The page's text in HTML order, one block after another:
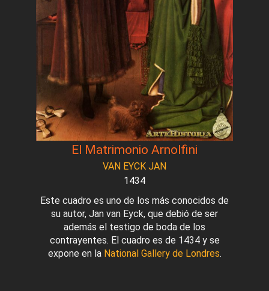
El Matrimonio Arnolfini
VAN EYCK JAN
1434
Este cuadro es uno de los más conocidos de
su autor, Jan van Eyck, que debió de ser
además el testigo de boda de los
contrayentes. El cuadro es de 1434 y se
expone en la National Gallery de Londres.